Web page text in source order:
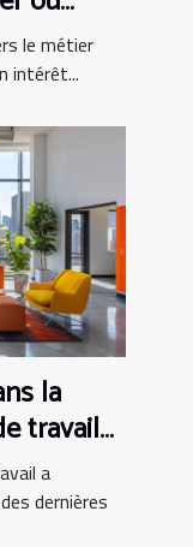
le métier
intérêt...
la
travail
a
dernières